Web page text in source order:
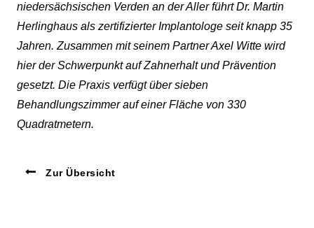
niedersächsischen Verden an der Aller führt Dr. Martin
Herlinghaus als zertifizierter Implantologe seit knapp 35
Jahren. Zusammen mit seinem Partner Axel Witte wird
hier der Schwerpunkt auf Zahnerhalt und Prävention
gesetzt. Die Praxis verfügt über sieben
Behandlungszimmer auf einer Fläche von 330
Quadratmetern.
Zur Übersicht